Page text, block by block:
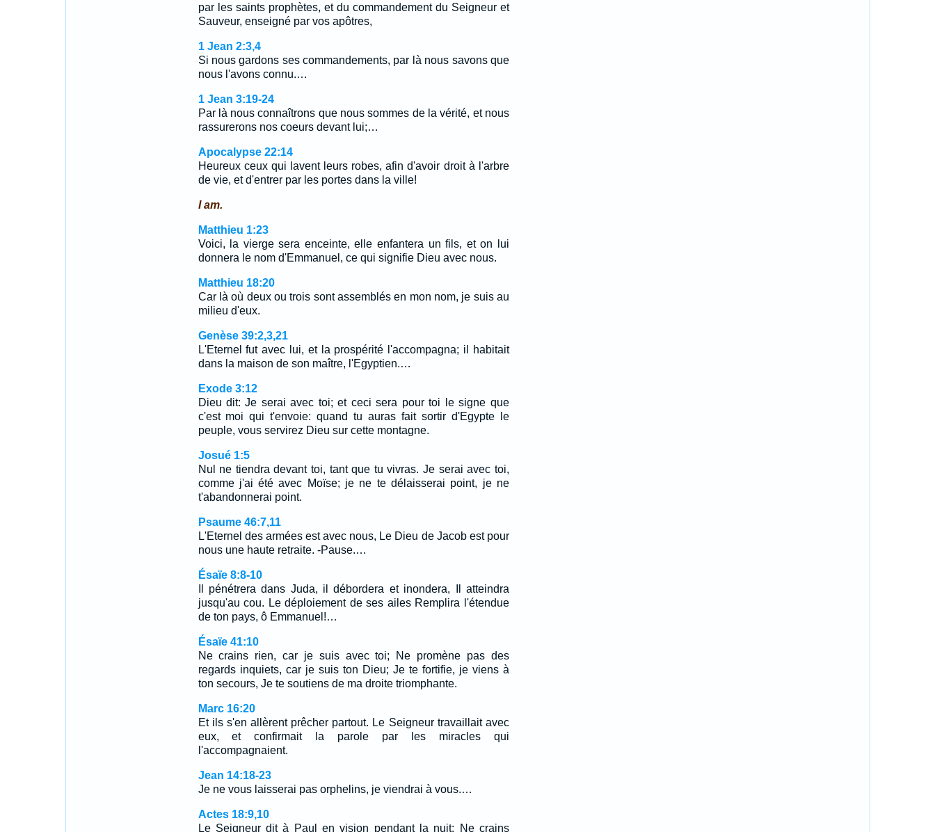
par les saints prophètes, et du commandement du Seigneur et
Sauveur, enseigné par vos apôtres,
1 Jean 2:3,4
Si nous gardons ses commandements, par là nous savons que
nous l'avons connu.…
1 Jean 3:19-24
Par là nous connaîtrons que nous sommes de la vérité, et nous
rassurerons nos coeurs devant lui;…
Apocalypse 22:14
Heureux ceux qui lavent leurs robes, afin d'avoir droit à l'arbre
de vie, et d'entrer par les portes dans la ville!
I am.
Matthieu 1:23
Voici, la vierge sera enceinte, elle enfantera un fils, et on lui
donnera le nom d'Emmanuel, ce qui signifie Dieu avec nous.
Matthieu 18:20
Car là où deux ou trois sont assemblés en mon nom, je suis au
milieu d'eux.
Genèse 39:2,3,21
L'Eternel fut avec lui, et la prospérité l'accompagna; il habitait
dans la maison de son maître, l'Egyptien.…
Exode 3:12
Dieu dit: Je serai avec toi; et ceci sera pour toi le signe que
c'est moi qui t'envoie: quand tu auras fait sortir d'Egypte le
peuple, vous servirez Dieu sur cette montagne.
Josué 1:5
Nul ne tiendra devant toi, tant que tu vivras. Je serai avec toi,
comme j'ai été avec Moïse; je ne te délaisserai point, je ne
t'abandonnerai point.
Psaume 46:7,11
L'Eternel des armées est avec nous, Le Dieu de Jacob est pour
nous une haute retraite. -Pause.…
Ésaïe 8:8-10
Il pénétrera dans Juda, il débordera et inondera, Il atteindra
jusqu'au cou. Le déploiement de ses ailes Remplira l'étendue
de ton pays, ô Emmanuel!…
Ésaïe 41:10
Ne crains rien, car je suis avec toi; Ne promène pas des
regards inquiets, car je suis ton Dieu; Je te fortifie, je viens à
ton secours, Je te soutiens de ma droite triomphante.
Marc 16:20
Et ils s'en allèrent prêcher partout. Le Seigneur travaillait avec
eux, et confirmait la parole par les miracles qui
l'accompagnaient.
Jean 14:18-23
Je ne vous laisserai pas orphelins, je viendrai à vous.…
Actes 18:9,10
Le Seigneur dit à Paul en vision pendant la nuit: Ne crains